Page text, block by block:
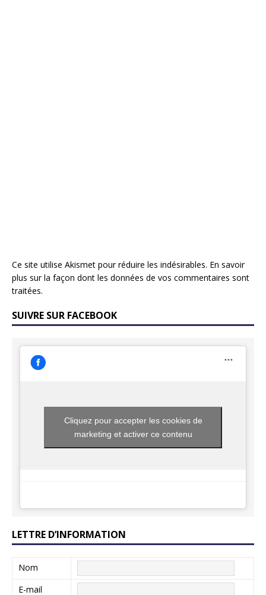
Ce site utilise Akismet pour réduire les indésirables. En savoir
plus sur la façon dont les données de vos commentaires sont
traitées.
SUIVRE SUR FACEBOOK
Cliquez pour accepter les cookies de
marketing et activer ce contenu
LETTRE D’INFORMATION
Nom
E-mail